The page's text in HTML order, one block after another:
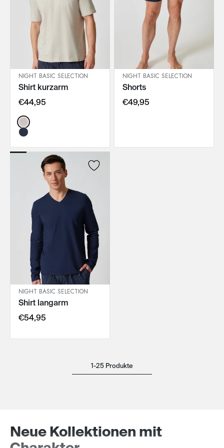
IN DEN WARENKORB
NIGHT BASIC SELECTION
Shirt kurzarm
€44,95
Color:
IN DEN WARENKORB
NIGHT BASIC SELECTION
Shorts
€49,95
IN DEN WARENKORB
NIGHT BASIC SELECTION
Shirt langarm
€54,95
1-25 Produkte
Neue Kollektionen mit